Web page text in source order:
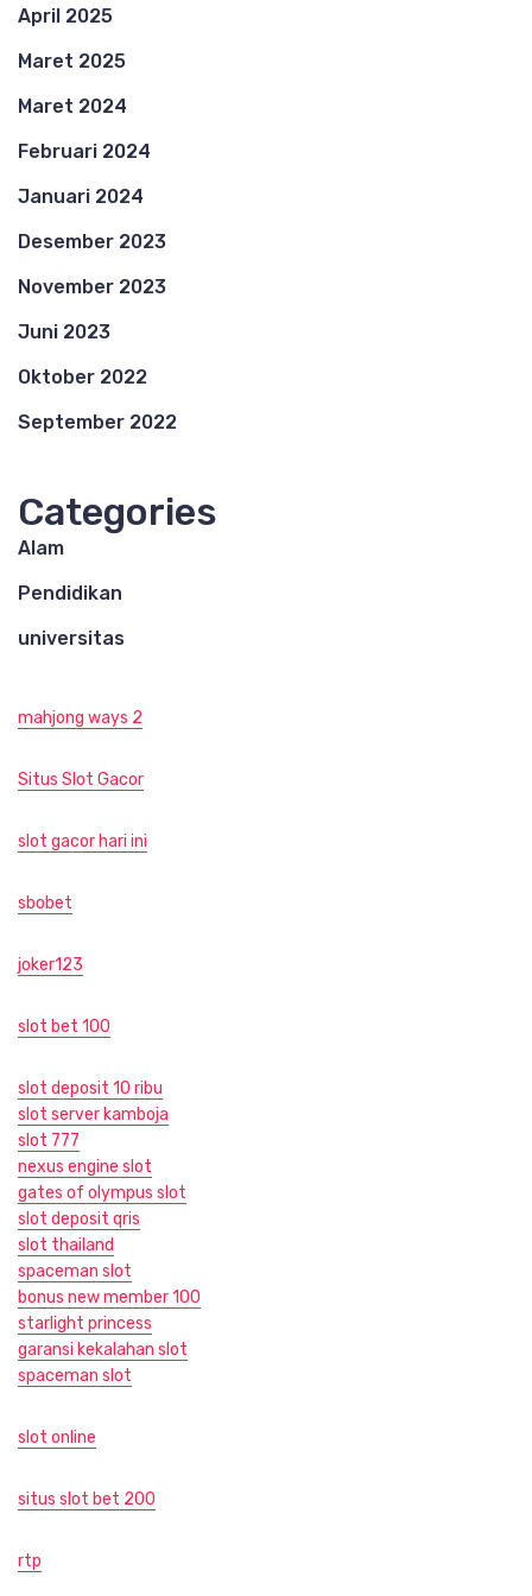
April 2025
Maret 2025
Maret 2024
Februari 2024
Januari 2024
Desember 2023
November 2023
Juni 2023
Oktober 2022
September 2022
Categories
Alam
Pendidikan
universitas
mahjong ways 2
Situs Slot Gacor
slot gacor hari ini
sbobet
joker123
slot bet 100
slot deposit 10 ribu
slot server kamboja
slot 777
nexus engine slot
gates of olympus slot
slot deposit qris
slot thailand
spaceman slot
bonus new member 100
starlight princess
garansi kekalahan slot
spaceman slot
slot online
situs slot bet 200
rtp